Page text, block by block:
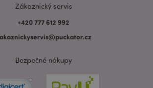
Zákaznický servis
+420 777 612 992
Bezpečné nákupy
www.puckator.cz